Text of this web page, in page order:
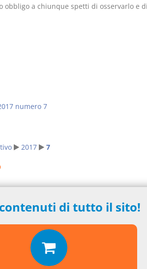
obbligo a chiunque spetti di osservarlo e
numero 7
2017 7
di tutto il sito!